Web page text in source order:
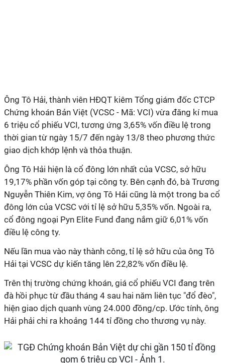
Ông Tô Hải, thành viên HĐQT kiêm Tổng giám đốc CTCP
Chứng khoán Bản Việt (VCSC - Mã: VCI) vừa đăng kí mua
6 triệu cổ phiếu VCI, tương ứng 3,65% vốn điều lệ trong
thời gian từ ngày 15/7 đến ngày 13/8 theo phương thức
giao dịch khớp lệnh và thỏa thuận.
Ông Tô Hải hiện là cổ đông lớn nhất của VCSC, sở hữu
19,17% phần vốn góp tại công ty. Bên cạnh đó, bà Trương
Nguyễn Thiên Kim, vợ ông Tô Hải cũng là một trong ba cổ
đông lớn của VCSC với tỉ lệ sở hữu 5,35% vốn. Ngoài ra,
cổ đông ngoại Pyn Elite Fund đang nắm giữ 6,01% vốn
điều lệ công ty.
Nếu lần mua vào này thành công, tỉ lệ sở hữu của ông Tô
Hải tại VCSC dự kiến tăng lên 22,82% vốn điều lệ.
Trên thị trường chứng khoán, giá cổ phiếu VCI đang trên
đà hồi phục từ đầu tháng 4 sau hai năm liên tục "đổ đèo",
hiện giao dịch quanh vùng 24.000 đồng/cp. Ước tính, ông
Hải phải chi ra khoảng 144 tỉ đồng cho thương vụ này.